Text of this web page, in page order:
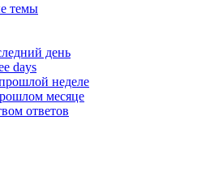
темы
день
days
неделе
месяце
ответов